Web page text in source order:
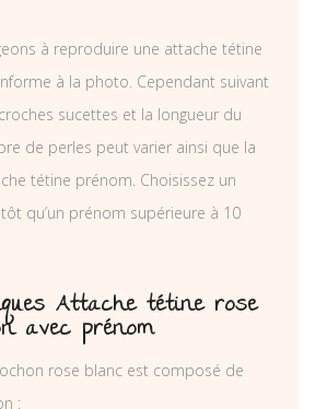
à reproduire une attache tétine
à la photo. Cependant suivant
sucettes et la longueur du
de perles peut varier ainsi que la
tétine prénom. Choisissez un
qu’un prénom supérieure à 10
Attache tétine rose
avec prénom
rose blanc est composé de
: